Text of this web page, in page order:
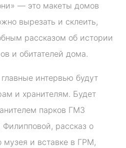
— это макеты домов
вырезать и склеить,
рассказом об истории
и обитателей дома.
интервью будут
и хранителям. Будет
парков ГМЗ
рассказ о
музея и вставке в ГРМ,